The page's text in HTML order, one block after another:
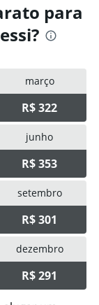
para
março
R$ 322
junho
R$ 353
setembro
R$ 301
dezembro
R$ 291